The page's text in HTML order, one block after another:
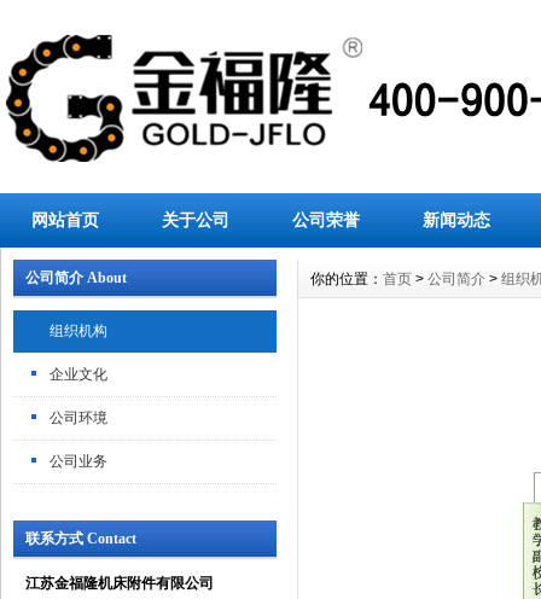
网站首页 关于公司 公司荣誉 新闻动态
公司简介 About
组织机构
企业文化
公司环境
公司业务
联系方式 Contact
江苏金福隆机床附件有限公司
你的位置： 首页 > 公司简介 > 组织